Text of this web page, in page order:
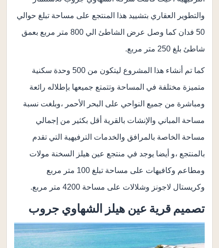
والتطوير العقاري بتشييد هذا المنتجع على مساحة تبلغ حوالي
50 فدان كما وصل عرض الشاطئ الي 800 متر مربع بعمق
شاطئ بلغ 250 متر مربع.
كما تم أنشاء هذا المشروع ليتكون من 500 وحدة سكنية
متميزة مختلفة في المساحة وتتمتع جميعها بإطلاله رائعة
ومباشرة من جميع النواحي على البحر الأحمر ،وبلغت نسبة
مساحة المباني والإنشات بالقرية أقل بكثير من إجمالي
مساحة الخاصة بالمرافق والخدمات الترفيهية التي تقدم
بالمنتجع ،و أيضا يوجد في منتجع عين هيلز السخنة مولات
ومطاعم وكافيهات على مساحة تبلغ 100 متر مربع
وكريستال لاجونز وشلالات على مساحة 4200 متر مربع.
تصميم قرية عين هيلز الشهاوي جروب